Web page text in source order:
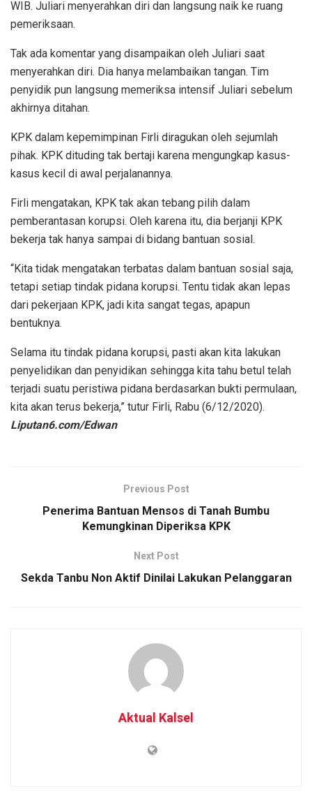
WIB. Juliari menyerahkan diri dan langsung naik ke ruang
pemeriksaan.
Tak ada komentar yang disampaikan oleh Juliari saat
menyerahkan diri. Dia hanya melambaikan tangan. Tim
penyidik pun langsung memeriksa intensif Juliari sebelum
akhirnya ditahan.
KPK dalam kepemimpinan Firli diragukan oleh sejumlah
pihak. KPK dituding tak bertaji karena mengungkap kasus-
kasus kecil di awal perjalanannya.
Firli mengatakan, KPK tak akan tebang pilih dalam
pemberantasan korupsi. Oleh karena itu, dia berjanji KPK
bekerja tak hanya sampai di bidang bantuan sosial.
“Kita tidak mengatakan terbatas dalam bantuan sosial saja,
tetapi setiap tindak pidana korupsi. Tentu tidak akan lepas
dari pekerjaan KPK, jadi kita sangat tegas, apapun
bentuknya.
Selama itu tindak pidana korupsi, pasti akan kita lakukan
penyelidikan dan penyidikan sehingga kita tahu betul telah
terjadi suatu peristiwa pidana berdasarkan bukti permulaan,
kita akan terus bekerja,” tutur Firli, Rabu (6/12/2020).
Liputan6.com/Edwan
Previous Post
Penerima Bantuan Mensos di Tanah Bumbu
Kemungkinan Diperiksa KPK
Next Post
Sekda Tanbu Non Aktif Dinilai Lakukan Pelanggaran
Aktual Kalsel